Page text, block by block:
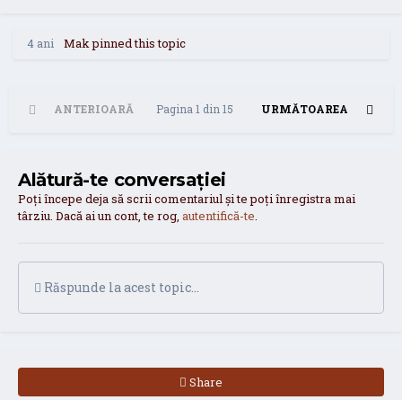
4 ani Makpinned this topic
ANTERIOARĂ URMĂTOAREA
Pagina 1 din 15
Alătură-te conversației
Poți începe deja să scrii comentariul și te poți înregistra mai
târziu. Dacă ai un cont, te rog, autentifică-te.
Răspunde la acest topic...
Share